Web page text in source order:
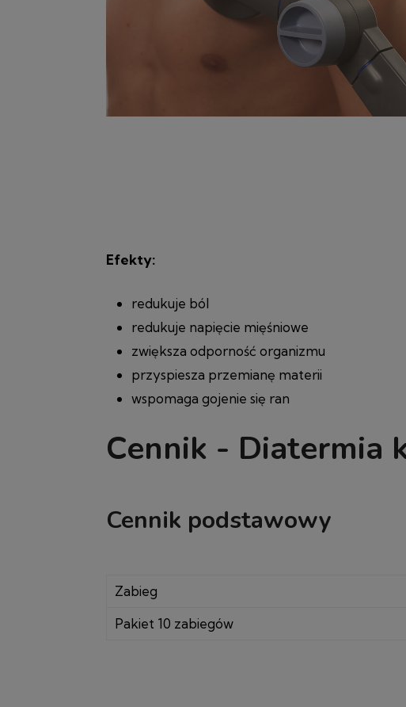
Efekty:
redukuje ból
redukuje napięcie mięśniowe
zwiększa odporność organizmu
przyspiesza przemianę materii
wspomaga gojenie się ran
Cennik - Diatermia
Cennik podstawowy
Zabieg
Pakiet 10 zabiegów